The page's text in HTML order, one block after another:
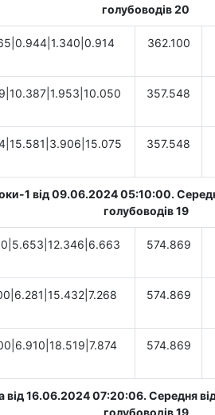
голубоводів 20
362.100
357.548
357.548
1 від 09.06.2024 05:10:00.
голубоводів 19
574.869
574.869
574.869
16.06.2024 07:20:06. Cередня
голубоводів 19